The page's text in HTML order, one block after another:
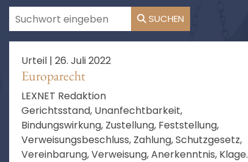
SUCHEN
Urteil | 26. Juli 2022
Europarecht
LEXNET Redaktion
Gerichtsstand, Unanfechtbarkeit,
Bindungswirkung, Zustellung, Feststellung,
Verweisungsbeschluss, Zahlung, Schutzgesetz,
Vereinbarung, Verweisung, Anerkenntnis, Klage,